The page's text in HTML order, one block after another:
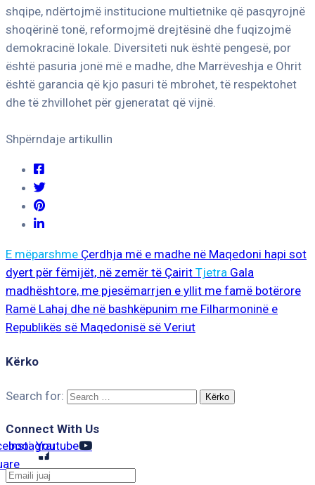
shqipe, ndërtojmë institucione multietnike që pasqyrojnë
shoqërinë tonë, reformojmë drejtësinë dhe fuqizojmë
demokracinë lokale. Diversiteti nuk është pengesë, por
është pasuria jonë më e madhe, dhe Marrëveshja e Ohrit
është garancia që kjo pasuri të mbrohet, të respektohet
dhe të zhvillohet për gjeneratat që vijnë.
Shpërndaje artikullin
E mëparshme Çerdhja më e madhe në Maqedoni hapi sot
dyert për fëmijët, në zemër të Çairit Tjetra Gala
madhështore, me pjesëmarrjen e yllit me famë botërore
Ramë Lahaj dhe në bashkëpunim me Filharmoninë e
Republikës së Maqedonisë së Veriut
Kërko
Search for:
Connect With Us
Instagram
Youtube